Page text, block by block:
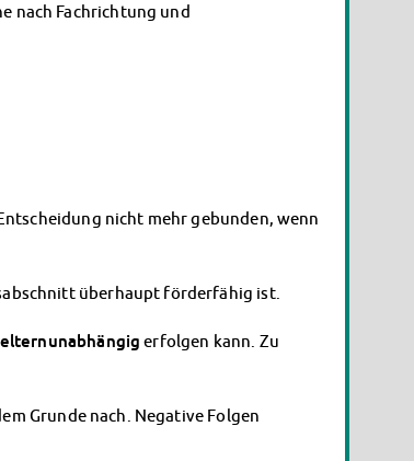
nach Fachrichtung und
nicht mehr gebunden, wenn
überhaupt förderfähig ist.
erfolgen kann. Zu
Grunde nach. Negative Folgen